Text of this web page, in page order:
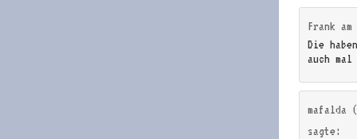
Frank am
Die
auch mal
mafalda
sagte: